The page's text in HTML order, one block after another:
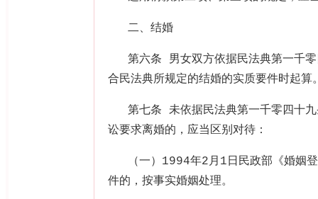
二、结婚
第六条 男女双方依据民法典第一千
合民法典所规定的结婚的实质要件时起算
第七条 未依据民法典第一千零四十
讼要求离婚的，应当区别对待：
（一） 1994年2月 1 日民政部《婚姻
件的，按事实婚姻处理。